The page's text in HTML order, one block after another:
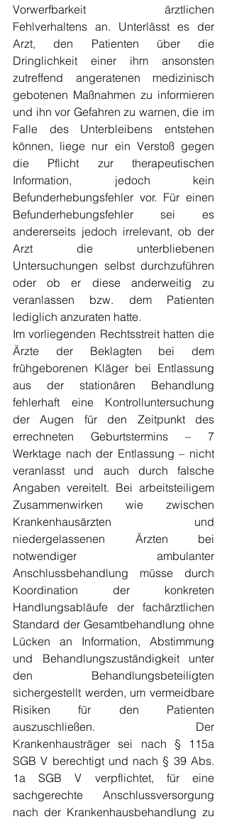
Vorwerfbarkeit ärztlichen
Fehlverhaltens an. Unterlässt es der
Arzt, den Patienten über die
Dringlichkeit einer ihm ansonsten
zutreffend angeratenen medizinisch
gebotenen Maßnahmen zu informieren
und ihn vor Gefahren zu warnen, die im
Falle des Unterbleibens entstehen
können, liege nur ein Verstoß gegen
die Pflicht zur therapeutischen
Information, jedoch kein
Befunderhebungsfehler vor. Für einen
Befunderhebungsfehler sei es
andererseits jedoch irrelevant, ob der
Arzt die unterbliebenen
Untersuchungen selbst durchzuführen
oder ob er diese anderweitig zu
veranlassen bzw. dem Patienten
lediglich anzuraten hatte.
Im vorliegenden Rechtsstreit hatten die
Ärzte der Beklagten bei dem
frühgeborenen Kläger bei Entlassung
aus der stationären Behandlung
fehlerhaft eine Kontrolluntersuchung
der Augen für den Zeitpunkt des
errechneten Geburtstermins – 7
Werktage nach der Entlassung – nicht
veranlasst und auch durch falsche
Angaben vereitelt. Bei arbeitsteiligem
Zusammenwirken wie zwischen
Krankenhausärzten und
niedergelassenen Ärzten bei
notwendiger ambulanter
Anschlussbehandlung müsse durch
Koordination der konkreten
Handlungsabläufe der fachärztlichen
Standard der Gesamtbehandlung ohne
Lücken an Information, Abstimmung
und Behandlungszuständigkeit unter
den Behandlungsbeteiligten
sichergestellt werden, um vermeidbare
Risiken für den Patienten
auszuschließen. Der
Krankenhausträger sei nach § 115a
SGB V berechtigt und nach § 39 Abs.
1a SGB V verpflichtet, für eine
sachgerechte Anschlussversorgung
nach der Krankenhausbehandlung zu